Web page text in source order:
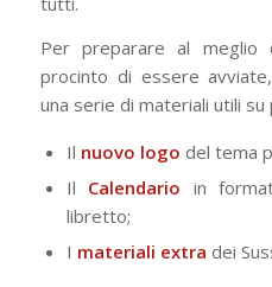
Per preparare al
procinto di essere
una serie di materiali utili su
Il nuovo logo del tema
Il Calendario in
libretto;
I materiali extra dei